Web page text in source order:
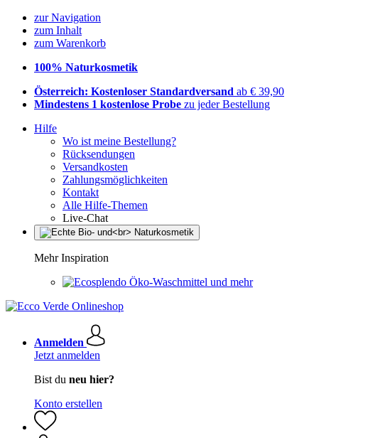
zur Navigation
zum Inhalt
zum Warenkorb
100% Naturkosmetik
Österreich: Kostenloser Standardversand ab € 39,90
Mindestens 1 kostenlose Probe zu jeder Bestellung
Hilfe
Wo ist meine Bestellung?
Rücksendungen
Versandkosten
Zahlungsmöglichkeiten
Kontakt
Alle Hilfe-Themen
Live-Chat
Mehr Inspiration
Öko-Waschmittel und mehr
Anmelden
Jetzt anmelden
Bist du neu hier?
Konto erstellen